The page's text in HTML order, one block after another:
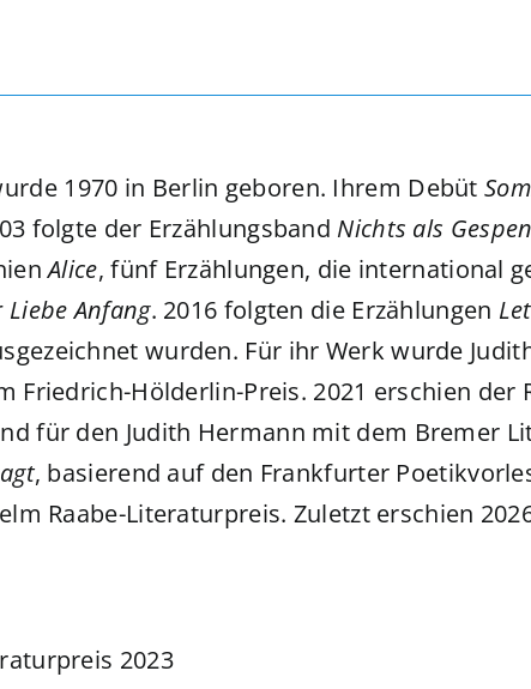
1970 in Berlin geboren. Ihrem Debüt
folgte der Erzählungsband Nichts als
Alice, fünf Erzählungen, die international
Liebe Anfang. 2016 folgten die Erzählungen
wurden. Für ihr Werk wurde
Friedrich-Hölderlin-Preis. 2021 erschien der
für den Judith Hermann mit dem Bremer
, basierend auf den Frankfurter
Raabe-Literaturpreis. Zuletzt erschien
2023